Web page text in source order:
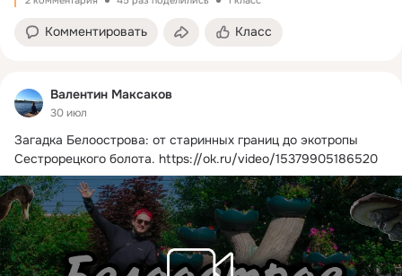
Комментировать Класс
Валентин Максаков
30 июл
Загадка Белоострова: от старинных границ до экотропы
Сестрорецкого болота. https://ok.ru/video/15379905186520